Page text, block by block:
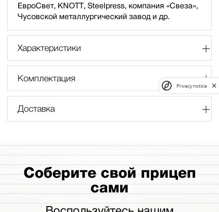
ЕвроСвет, KNOTT, Steelpress, компания «Свеза»,
Чусовской металлургический завод и др.
Характеристики
Комплектация
Доставка
Соберите свой прицеп
сами
Privacy notice